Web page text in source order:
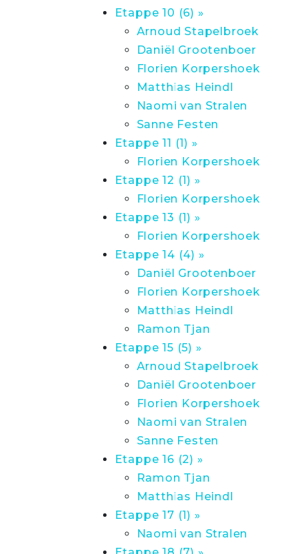
Etappe 10 (6) »
Arnoud Stapelbroek
Daniël Grootenboer
Florien Korpershoek
Matthias Heindl
Naomi van Stralen
Sanne Festen
Etappe 11 (1) »
Florien Korpershoek
Etappe 12 (1) »
Florien Korpershoek
Etappe 13 (1) »
Florien Korpershoek
Etappe 14 (4) »
Daniël Grootenboer
Florien Korpershoek
Matthias Heindl
Ramon Tjan
Etappe 15 (5) »
Arnoud Stapelbroek
Daniël Grootenboer
Florien Korpershoek
Naomi van Stralen
Sanne Festen
Etappe 16 (2) »
Ramon Tjan
Matthias Heindl
Etappe 17 (1) »
Naomi van Stralen